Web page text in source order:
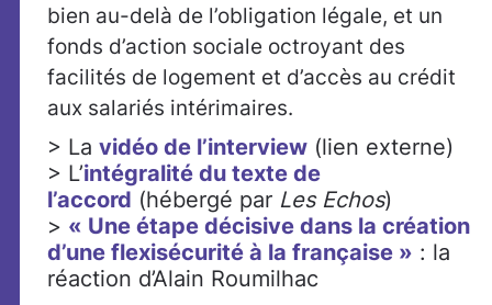
bien au-delà de l’obligation légale, et un
fonds d’action sociale octroyant des
facilités de logement et d’accès au crédit
aux salariés intérimaires.
> La vidéo de l’interview (lien externe)
> L’intégralité du texte de
l’accord (hébergé par Les Echos)
> « Une étape décisive dans la création
d’une flexisécurité à la française » : la
réaction d’Alain Roumilhac